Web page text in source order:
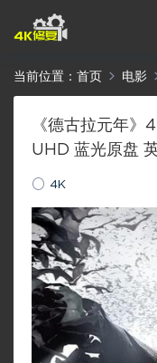
当前位置： 首页 电影
《德古拉元年
UHD 蓝光原盘
4K